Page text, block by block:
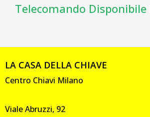
Telecomando
LA CASA DELLA CHIAVE
Centro Chiavi Milano
Viale Abruzzi, 92